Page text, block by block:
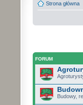
Strona główna
FORUM
Budowy,